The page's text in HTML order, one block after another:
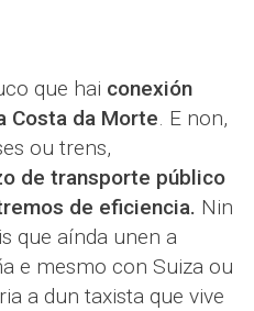
que hai conexión
Costa da Morte. E non,
ou trens,
de transporte público
de eficiencia. Nin
que aínda unen a
e mesmo con Suiza ou
a dun taxista que vive